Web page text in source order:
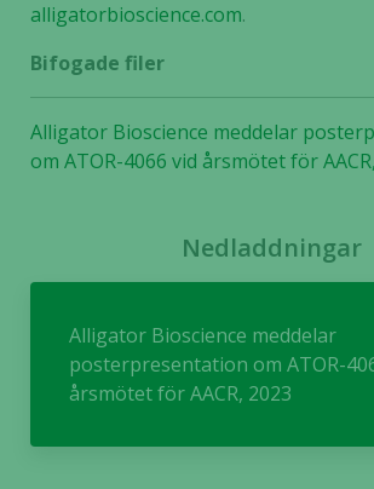
alligatorbioscience.com.
Bifogade filer
Alligator Bioscience meddelar
om ATOR-4066 vid årsmötet för
Nedladdningar
Alligator Bioscience meddelar
posterpresentation om ATOR-
årsmötet för AACR, 2023
bra som
möjligt
här
att
från